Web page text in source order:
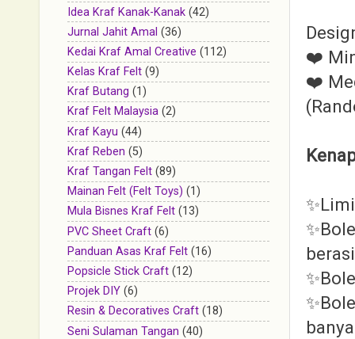
❤️
❤️
Idea Kraf Kanak-Kanak (42)
Jurnal Jahit Amal (36)
Kedai Kraf Amal Creative (112)
Kelas Kraf Felt (9)
Kraf Butang (1)
Kraf Felt Malaysia (2)
Kraf Kayu (44)
Kraf Reben (5)
Kraf Tangan Felt (89)
Mainan Felt (Felt Toys) (1)
Mula Bisnes Kraf Felt (13)
PVC Sheet Craft (6)
Panduan Asas Kraf Felt (16)
Popsicle Stick Craft (12)
Projek DIY (6)
Resin & Decoratives Craft (18)
Seni Sulaman Tangan (40)